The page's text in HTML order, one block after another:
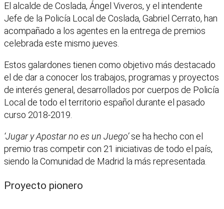
El alcalde de Coslada, Ángel Viveros, y el intendente
Jefe de la Policía Local de Coslada, Gabriel Cerrato, han
acompañado a los agentes en la entrega de premios
celebrada este mismo jueves.
Estos galardones tienen como objetivo más destacado
el de dar a conocer los trabajos, programas y proyectos
de interés general, desarrollados por cuerpos de Policía
Local de todo el territorio español durante el pasado
curso 2018-2019.
‘Jugar y Apostar no es un Juego’se ha hecho con el
premio tras competir con 21 iniciativas de todo el país,
siendo la Comunidad de Madrid la más representada.
Proyecto pionero